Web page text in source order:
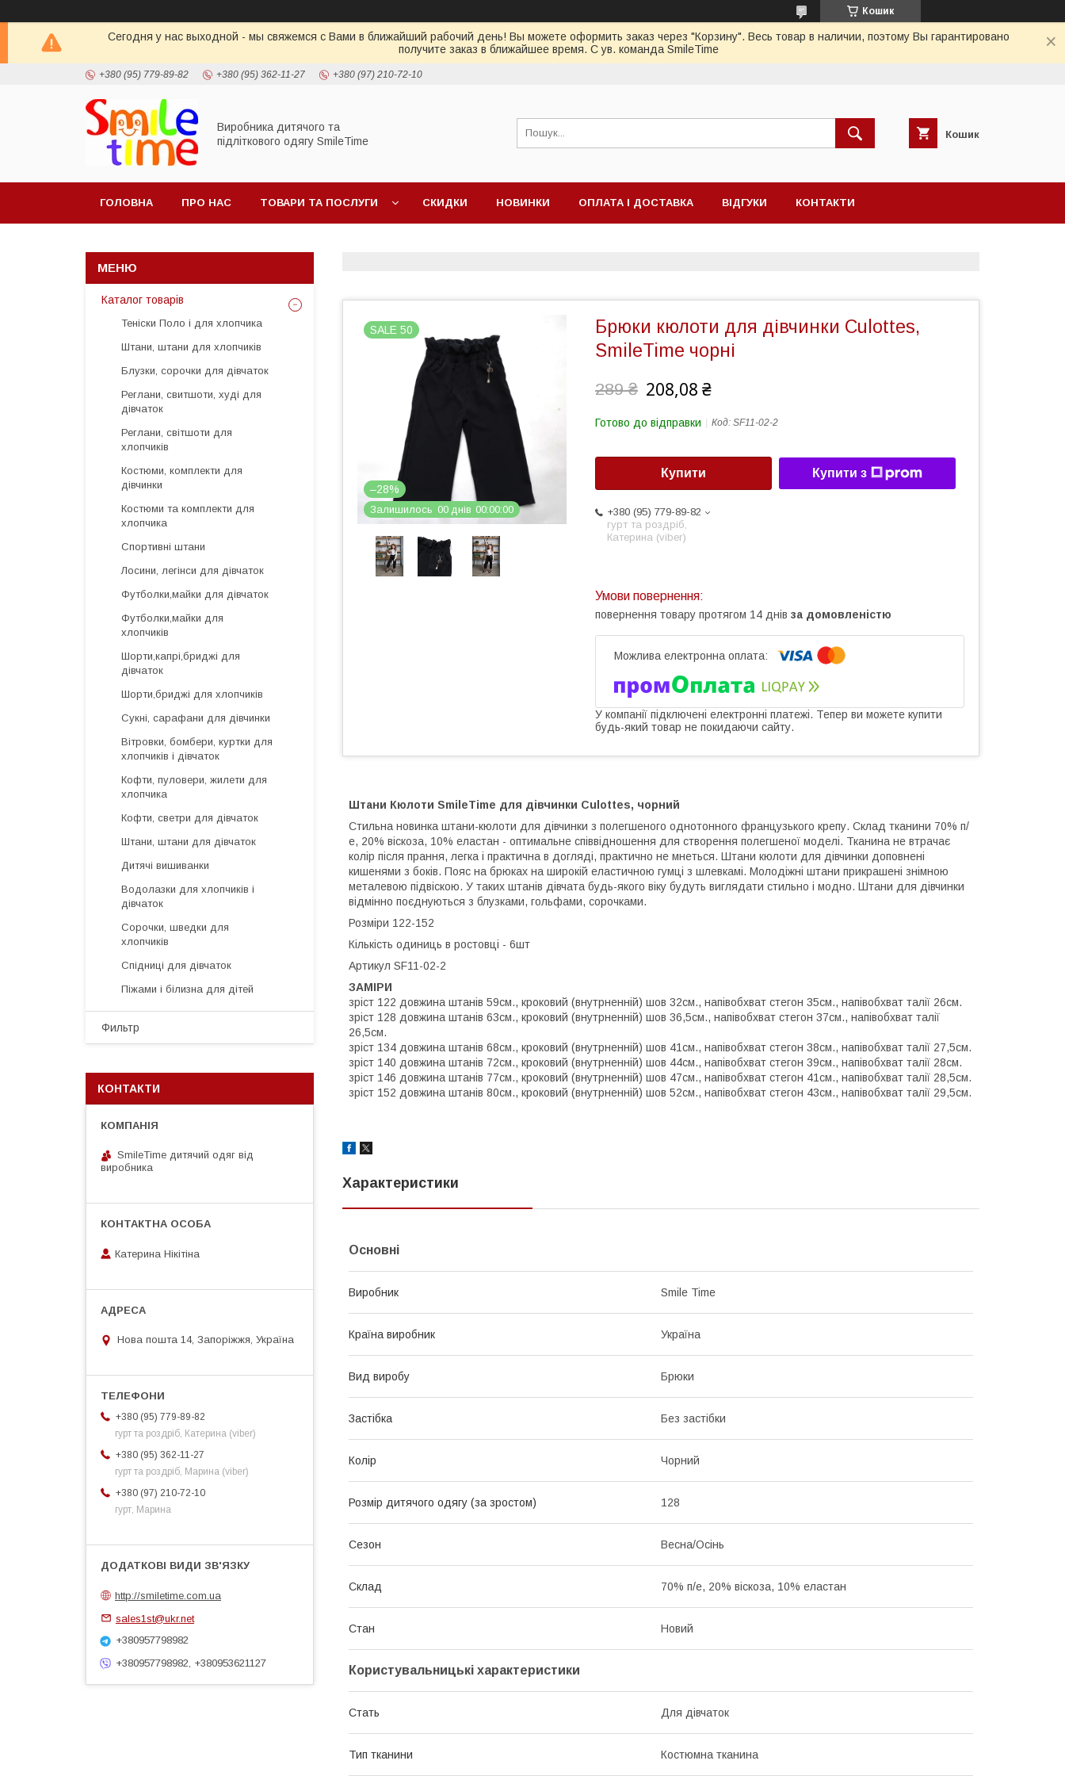
Кошик
Сегодня у нас выходной - мы свяжемся с Вами в ближайший рабочий день! Вы можете оформить заказ через "Корзину". Весь товар в наличии, поэтому Вы гарантировано
получите заказ в ближайшее время. С ув. команда SmileTime
+380 (95) 779-89-82 +380 (95) 362-11-27 +380 (97) 210-72-10
Виробника дитячого та
підліткового одягу SmileTime
Кошик
ГОЛОВНА ПРО НАС ТОВАРИ ТА ПОСЛУГИ СКИДКИ НОВИНКИ ОПЛАТА І ДОСТАВКА ВІДГУКИ КОНТАКТИ
SALE 50
–28%
Залишилось 00 днів 00 00 00
Брюки кюлоти для дівчинки Culottes,
SmileTime чорні
289 ₴ 208,08 ₴
Готово до відправки Код: SF11-02-2
Купити Купити з
+380 (95) 779-89-82
гурт та роздріб,
Катерина (viber)
повернення товару протягом 14 днів за домовленістю
У компанії підключені електронні платежі. Тепер ви можете купити
будь-який товар не покидаючи сайту.
Штани Кюлоти SmileTime для дівчинки Culottes, чорний
Стильна новинка штани-кюлоти для дівчинки з полегшеного однотонного французького крепу. Склад тканини 70% п/
е, 20% віскоза, 10% еластан - оптимальне співвідношення для створення полегшеної моделі. Тканина не втрачає
колір після прання, легка і практична в догляді, практично не мнеться. Штани кюлоти для дівчинки доповнені
кишенями з боків. Пояс на брюках на широкій еластичною гумці з шлевкамі. Молодіжні штани прикрашені знімною
металевою підвіскою. У таких штанів дівчата будь-якого віку будуть виглядати стильно і модно. Штани для дівчинки
відмінно поєднуються з блузками, гольфами, сорочками.
Розміри 122-152
Кількість одиниць в ростовці - 6шт
Артикул SF11-02-2
ЗАМІРИ
зріст 122 довжина штанів 59см., кроковий (внутрненній) шов 32см., напівобхват стегон 35см., напівобхват талії 26см.
зріст 128 довжина штанів 63см., кроковий (внутрненній) шов 36,5см., напівобхват стегон 37см., напівобхват талії
26,5см.
зріст 134 довжина штанів 68см., кроковий (внутрненній) шов 41см., напівобхват стегон 38см., напівобхват талії 27,5см.
зріст 140 довжина штанів 72см., кроковий (внутрненній) шов 44см., напівобхват стегон 39см., напівобхват талії 28см.
зріст 146 довжина штанів 77см., кроковий (внутрненній) шов 47см., напівобхват стегон 41см., напівобхват талії 28,5см.
зріст 152 довжина штанів 80см., кроковий (внутрненній) шов 52см., напівобхват стегон 43см., напівобхват талії 29,5см.
Характеристики
Основні
Виробник Smile Time
Країна виробник Україна
Вид виробу Брюки
Застібка Без застібки
Колір Чорний
Розмір дитячого одягу (за зростом) 128
Сезон Весна/Осінь
Склад 70% п/е, 20% віскоза, 10% еластан
Стан Новий
Користувальницькі характеристики
Стать Для дівчаток
Тип тканини Костюмна тканина
Каталог товарів
Теніски Поло і для хлопчика
Штани, штани для хлопчиків
Блузки, сорочки для дівчаток
Реглани, свитшоти, худі для
дівчаток
Реглани, світшоти для
хлопчиків
Костюми, комплекти для
дівчинки
Костюми та комплекти для
хлопчика
Спортивні штани
Лосини, легінси для дівчаток
Футболки,майки для дівчаток
Футболки,майки для
хлопчиків
Шорти,капрі,бриджі для
дівчаток
Шорти,бриджі для хлопчиків
Сукні, сарафани для дівчинки
Вітровки, бомбери, куртки для
хлопчиків і дівчаток
Кофти, пуловери, жилети для
хлопчика
Кофти, светри для дівчаток
Штани, штани для дівчаток
Дитячі вишиванки
Водолазки для хлопчиків і
дівчаток
Сорочки, шведки для
хлопчиків
Спідниці для дівчаток
Піжами і білизна для дітей
Фильтр
КОНТАКТИ
SmileTime дитячий одяг від
виробника
Катерина Нікітіна
Нова пошта 14, Запоріжжя, Україна
+380 (95) 779-89-82
гурт та роздріб, Катерина (viber)
+380 (95) 362-11-27
гурт та роздріб, Марина (viber)
+380 (97) 210-72-10
гурт, Марина
http://smiletime.com.ua
sales1st@ukr.net
+380957798982
+380957798982, +380953621127